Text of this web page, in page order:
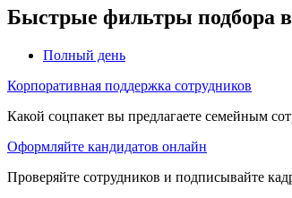
Быстрые фильтры подбора
Полный день
Корпоративная поддержка сотрудников
Какой соцпакет вы предлагаете семейным
Оформляйте кандидатов онлайн
Проверяйте сотрудников и подписывайте